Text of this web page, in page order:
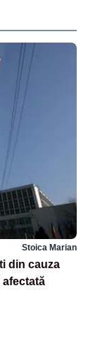
Stoica Marian
din cauza